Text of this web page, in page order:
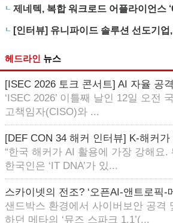
제네텍, 복합 워크로드 어플라이언스
[인터뷰] 유니파이드 솔루션 선도기
헤드라인 뉴스
[ISEC 2026 토크 콘서트] AI 자율 공
‘ISEC 2026’ 이틀째 날인 12일 오전
고책임자(CISO)와 ...
[DEF CON 34 해커 인터뷰] K-해커가
“한국 해커가 AI 활용에 가장 강해요.
한국인은 ‘IT DNA’가 있...
스카이넷의 전조? ‘오픈AI-앤트로픽-
샌드박스 환경에서 사이버보안 공격
하던 메타의 ‘뮤즈 스파크 1.1’(...